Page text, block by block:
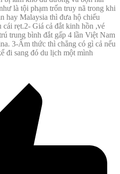
là tội phạm trốn truy nã trong khi
hay Malaysia thì đưa hộ chiếu
rẹt.2- Giá cả đắt kinh hồn ,vé
trung bình đắt gấp 4 lần Việt Nam
3-Ẩm thức thì chẳng có gì cả nếu
đi sang đó du lịch một mình